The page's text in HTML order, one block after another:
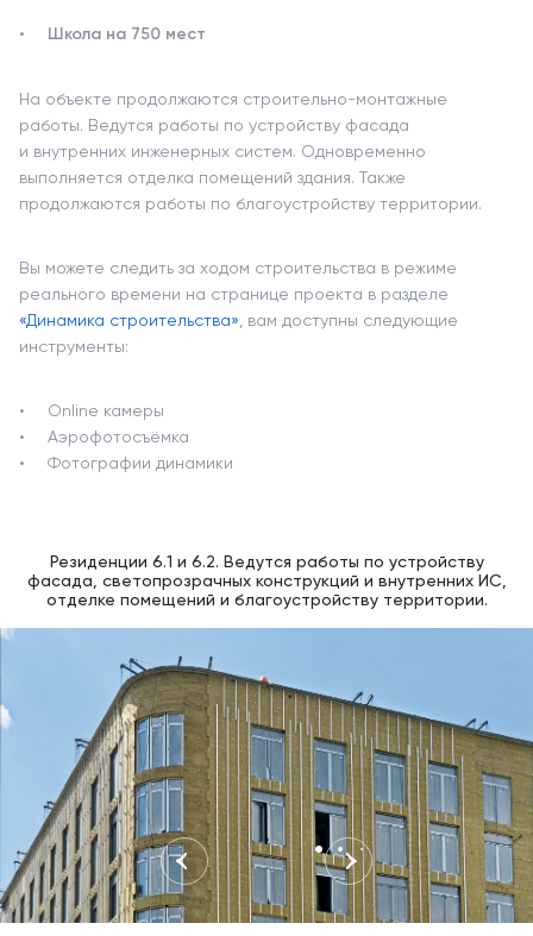
Школа на 750 мест
На объекте продолжаются строительно-монтажные
работы. Ведутся работы по устройству фасада
и внутренних инженерных систем. Одновременно
выполняется отделка помещений здания. Также
продолжаются работы по благоустройству территории.
Вы можете следить за ходом строительства в режиме
реального времени на странице проекта в разделе
«Динамика строительства» , вам доступны следующие
инструменты:
Online камеры
Аэрофотосъёмка
Фотографии динамики
Резиденции 6.1 и 6.2. Ведутся работы по устройству
фасада, светопрозрачных конструкций и внутренних ИС,
отделке помещений и благоустройству территории.